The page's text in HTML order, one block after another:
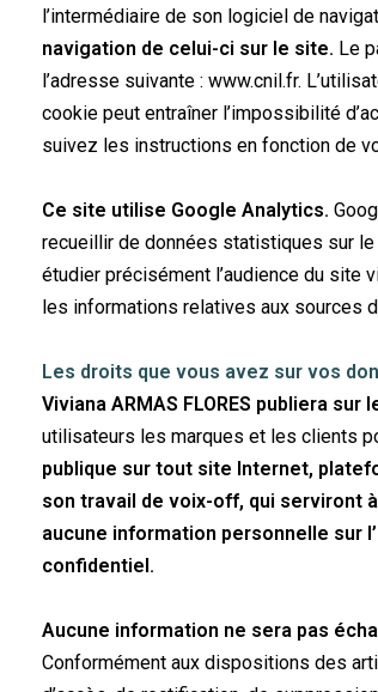
l’intermédiaire de son logiciel de
navigation de celui-ci sur le site. Le
l’adresse suivante : www.cnil.fr.
cookie peut entraîner l’impossibilité
suivez les instructions en fonction de
Ce site utilise Google Analytics.
recueillir de données statistiques sur le
étudier précisément l’audience du site
les informations relatives aux sources
Les droits que vous avez sur vos
Viviana ARMAS FLORES publiera
utilisateurs les marques et les clients
publique sur tout site Internet,
son travail de voix-off, qui serviront
aucune information personnelle sur
confidentiel.
Aucune information ne sera pas
Conformément aux dispositions des